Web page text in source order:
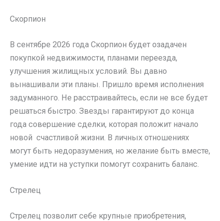
Скорпион
В сентябре 2026 года Скорпион будет озадачен
покупкой недвижимости, планами переезда,
улучшения жилищных условий. Вы давно
вынашивали эти планы. Пришло время исполнения
задуманного. Не расстраивайтесь, если не все будет
решаться быстро. Звезды гарантируют до конца
года совершение сделки, которая положит начало
новой счастливой жизни. В личных отношениях
могут быть недоразумения, но желание быть вместе,
умение идти на уступки помогут сохранить баланс.
Стрелец
Стрелец позволит себе крупные приобретения,